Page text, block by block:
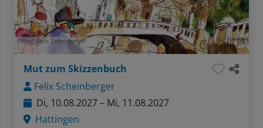
Prof. Felix Scheinberger
Mut zum Skizzenbuch
Felix Scheinberger
Di, 10.08.2027 – Mi, 11.08.2027
Hattingen